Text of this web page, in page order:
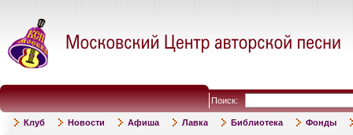
Поиск:
Клуб Новости Афиша Лавка Библиотека Фонды